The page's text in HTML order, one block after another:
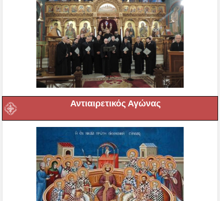
Αντιαιρετικός Αγώνας